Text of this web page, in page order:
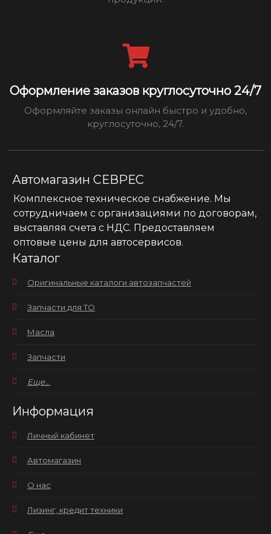
Оформление заказов круглосуточно 24/7
Оформляйте заказы онлайн быстро и удобно,
круглосуточно, 24/7.
Автомагазин СЕВРЕС
Комплексное техническое снабжение. Мы
сотрудничаем с организациями по договорам,
выставляя счета с НДС. Предоставляем
оптовые цены для автосервисов.
Каталог
Оригинальные каталоги автозапчастей
Запчасти для ТО
Масла
Запчасти
Еще...
Информация
Личный кабинет
Автомагазин
О нас
Лизинг, кредит техники